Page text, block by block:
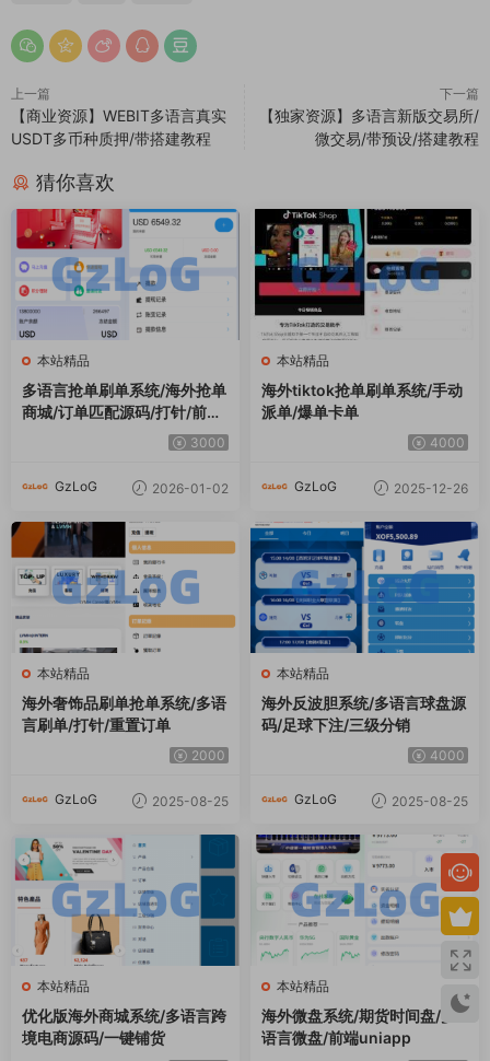
上一篇
【商业资源】WEBIT多语言真实
USDT多币种质押/带搭建教程
下一篇
【独家资源】多语言新版交易所/
微交易/带预设/搭建教程
猜你喜欢
本站精品
多语言抢单刷单系统/海外抢单
商城/订单匹配源码/打针/前端
3000
GzLoG 2026-01-02
本站精品
海外tiktok抢单刷单系统/手动
派单/爆单卡单
4000
GzLoG 2025-12-26
本站精品
海外奢饰品刷单抢单系统/多语
言刷单/打针/重置订单
2000
GzLoG 2025-08-25
本站精品
海外反波胆系统/多语言球盘源
码/足球下注/三级分销
4000
GzLoG 2025-08-25
本站精品
优化版海外商城系统/多语言跨
境电商源码/一键铺货
本站精品
海外微盘系统/期货时间盘/多
语言微盘/前端uniapp